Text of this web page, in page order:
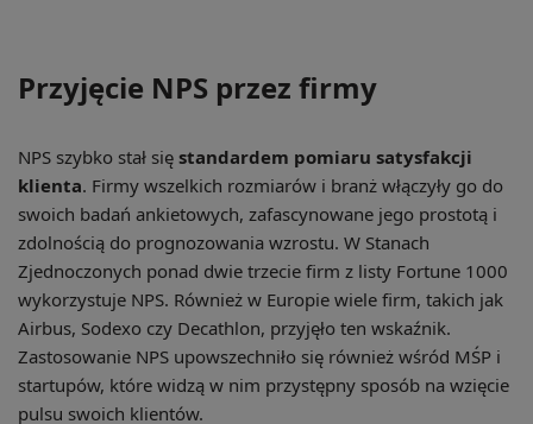
Przyjęcie NPS przez firmy
NPS szybko stał się standardem pomiaru satysfakcji
klienta. Firmy wszelkich rozmiarów i branż włączyły go do
swoich badań ankietowych, zafascynowane jego prostotą i
zdolnością do prognozowania wzrostu. W Stanach
Zjednoczonych ponad dwie trzecie firm z listy Fortune 1000
wykorzystuje NPS. Również w Europie wiele firm, takich jak
Airbus, Sodexo czy Decathlon, przyjęło ten wskaźnik.
Zastosowanie NPS upowszechniło się również wśród MŚP i
startupów, które widzą w nim przystępny sposób na wzięcie
pulsu swoich klientów.